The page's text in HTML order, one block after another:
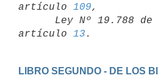
artículo 109,
artículo 13
LIBRO SEGUNDO - DE LOS